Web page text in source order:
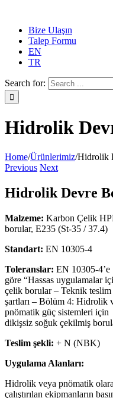
Bize Ulaşın
Talep Formu
EN
TR
Search for:
Hidrolik
Home/Ürünlerimiz/Hidrolik
Previous Next
Hidrolik Devre
Malzeme: Karbon Çelik
borular, E235 (St-35 / 37.4)
Standart: EN 10305-4
Toleranslar: EN 10305-4’e
göre “Hassas uygulamalar
çelik borular – Teknik teslim
şartları – Bölüm 4: Hidrolik
pnömatik güç sistemleri için
dikişsiz soğuk çekilmiş
Teslim şekli: + N (NBK)
Uygulama Alanları:
Hidrolik veya pnömatik
çalıştırılan ekipmanların